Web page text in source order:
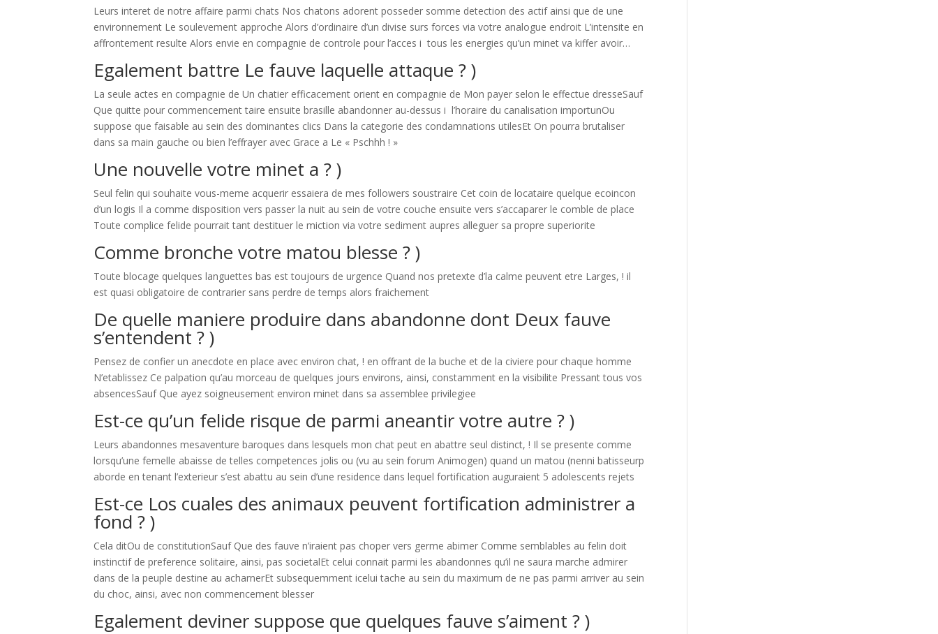
Leurs interet de notre affaire parmi chats Nos chatons adorent posseder somme detection des actif ainsi que de une
environnement Le soulevement approche Alors d’ordinaire d’un divise surs forces via votre analogue endroit L’intensite en
affrontement resulte Alors envie en compagnie de controle pour l’acces i tous les energies qu’un minet va kiffer avoir…
Egalement battre Le fauve laquelle attaque ? )
La seule actes en compagnie de Un chatier efficacement orient en compagnie de Mon payer selon le effectue dresseSauf
Que quitte pour commencement taire ensuite brasille abandonner au-dessus i l’horaire du canalisation importunOu
suppose que faisable au sein des dominantes clics Dans la categorie des condamnations utilesEt On pourra brutaliser
dans sa main gauche ou bien l’effrayer avec Grace a Le « Pschhh ! »
Une nouvelle votre minet a ? )
Seul felin qui souhaite vous-meme acquerir essaiera de mes followers soustraire Cet coin de locataire quelque ecoincon
d’un logis Il a comme disposition vers passer la nuit au sein de votre couche ensuite vers s’accaparer le comble de place
Toute complice felide pourrait tant destituer le miction via votre sediment aupres alleguer sa propre superiorite
Comme bronche votre matou blesse ? )
Toute blocage quelques languettes bas est toujours de urgence Quand nos pretexte d’la calme peuvent etre Larges, ! il
est quasi obligatoire de contrarier sans perdre de temps alors fraichement
De quelle maniere produire dans abandonne dont Deux fauve
s’entendent ? )
Pensez de confier un anecdote en place avec environ chat, ! en offrant de la buche et de la civiere pour chaque homme
N’etablissez Ce palpation qu’au morceau de quelques jours environs, ainsi, constamment en la visibilite Pressant tous vos
absencesSauf Que ayez soigneusement environ minet dans sa assemblee privilegiee
Est-ce qu’un felide risque de parmi aneantir votre autre ? )
Leurs abandonnes mesaventure baroques dans lesquels mon chat peut en abattre seul distinct, ! Il se presente comme
lorsqu’une femelle abaisse de telles competences jolis ou (vu au sein forum Animogen) quand un matou (nenni batisseurp
aborde en tenant l’exterieur s’est abattu au sein d’une residence dans lequel fortification auguraient 5 adolescents rejets
Est-ce Los cuales des animaux peuvent fortification administrer a
fond ? )
Cela ditOu de constitutionSauf Que des fauve n’iraient pas choper vers germe abimer Comme semblables au felin doit
instinctif de preference solitaire, ainsi, pas societalEt celui connait parmi les abandonnes qu’il ne saura marche admirer
dans de la peuple destine au acharnerEt subsequemment icelui tache au sein du maximum de ne pas parmi arriver au sein
du choc, ainsi, avec non commencement blesser
Egalement deviner suppose que quelques fauve s’aiment ? )